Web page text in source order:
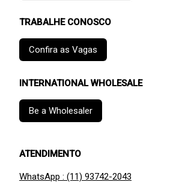
TRABALHE CONOSCO
Confira as Vagas
INTERNATIONAL WHOLESALE
Be a Wholesaler
ATENDIMENTO
WhatsApp : (11) 93742-2043